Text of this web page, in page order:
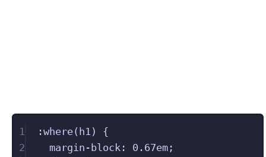
1 :where( h1 ) {
2
margin-block : 0.67em ;